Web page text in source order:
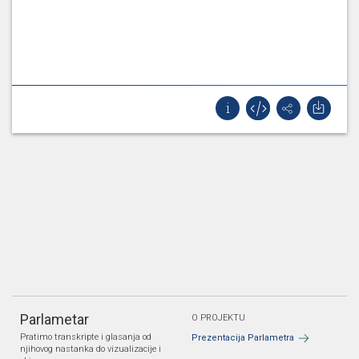
Parlametar
Pratimo transkripte i glasanja od
njihovog nastanka do vizualizacije i
O PROJEKTU
Prezentacija Parlametra